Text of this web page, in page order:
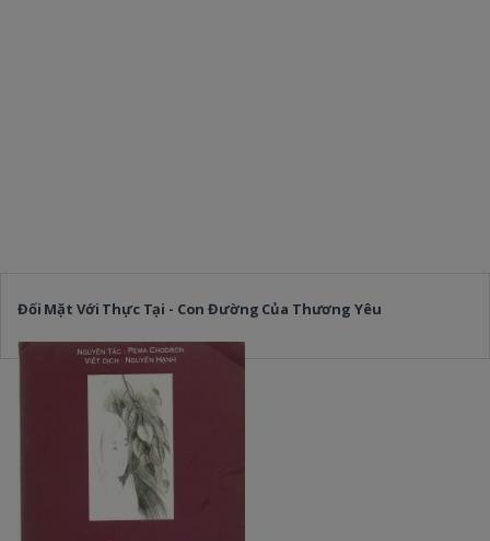
Đối Mặt Với Thực Tại - Con Đường Của Thương Yêu